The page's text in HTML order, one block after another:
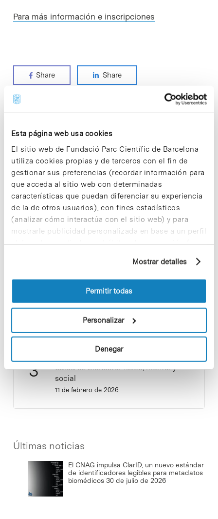
Esta página web usa cookies
El sitio web de Fundació Parc Científic de Barcelona
utiliza cookies propias y de terceros con el fin de
gestionar sus preferencias (recordar información para
que acceda al sitio web con determinadas
características que puedan diferenciar su experiencia
de la de otros usuarios), con fines estadísticos
(analizar cómo interactúa con el sitio web) y para
mostrarle publicidad personalizada en base a un perfil
elaborado a partir de sus hábitos de navegación (por
información sobre las cookies puede consultar
la Política de cookies del sitio web.
Mostrar detalles
Permitir todas
Personalizar
Denegar
Para más información e inscripciones
Share Share
Noticias más vistas
Los proyectos colectivos son
enriquecedores. ¡Participa y haz
crecer la Sostenibilidad en el PCB!
¡Ayúdanos a hacer crecer «Notas de
y ser una fuente de inspiración?
3 de septiembre de 2025
Salud es bienestar físico, mental y
social
11 de febrero de 2026
Últimas noticias
El CNAG impulsa ClarID, un nuevo estándar
de identificadores legibles para metadatos
biomédicos 30 de julio de 2026